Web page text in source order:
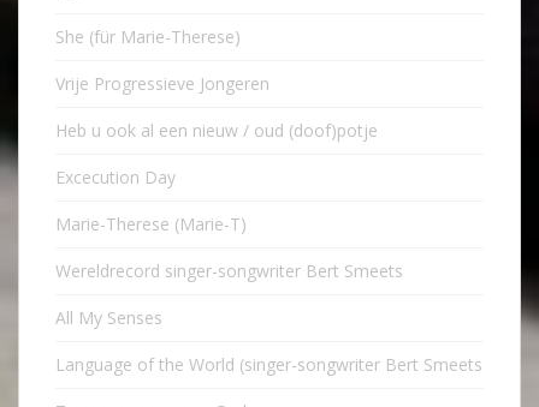
She (für Marie-Therese)
Vrije Progressieve Jongeren
Heb u ook al een nieuw / oud (doof)potje
Excecution Day
Marie-Therese (Marie-T)
Wereldrecord singer-songwriter Bert Smeets
All My Senses
Language of the World (singer-songwriter Bert Smeets